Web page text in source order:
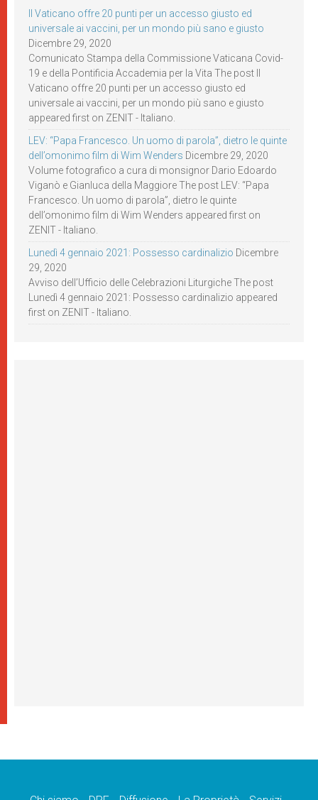
Il Vaticano offre 20 punti per un accesso giusto ed
universale ai vaccini, per un mondo più sano e giusto
Dicembre 29, 2020
Comunicato Stampa della Commissione Vaticana Covid-
19 e della Pontificia Accademia per la Vita The post Il
Vaticano offre 20 punti per un accesso giusto ed
universale ai vaccini, per un mondo più sano e giusto
appeared first on ZENIT - Italiano.
LEV: “Papa Francesco. Un uomo di parola”, dietro le quinte
dell’omonimo film di Wim Wenders Dicembre 29, 2020
Volume fotografico a cura di monsignor Dario Edoardo
Viganò e Gianluca della Maggiore The post LEV: “Papa
Francesco. Un uomo di parola”, dietro le quinte
dell’omonimo film di Wim Wenders appeared first on
ZENIT - Italiano.
Lunedì 4 gennaio 2021: Possesso cardinalizio Dicembre
29, 2020
Avviso dell’Ufficio delle Celebrazioni Liturgiche The post
Lunedì 4 gennaio 2021: Possesso cardinalizio appeared
first on ZENIT - Italiano.